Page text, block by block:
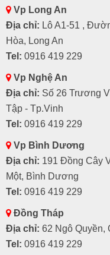
Vp Long An
Địa chỉ: Lô A1-51 ,
Hòa, Long An
Tel: 0916 419 229
Vp Nghệ An
Địa chỉ: Số 26 Trương
Tập - Tp.Vinh
Tel: 0916 419 229
Vp Bình Dương
Địa chỉ: 191 Đồng Cây
Một, Bình Dương
Tel: 0916 419 229
Đồng Tháp
Địa chỉ: 62 Ngô Quyền,
Tel: 0916 419 229